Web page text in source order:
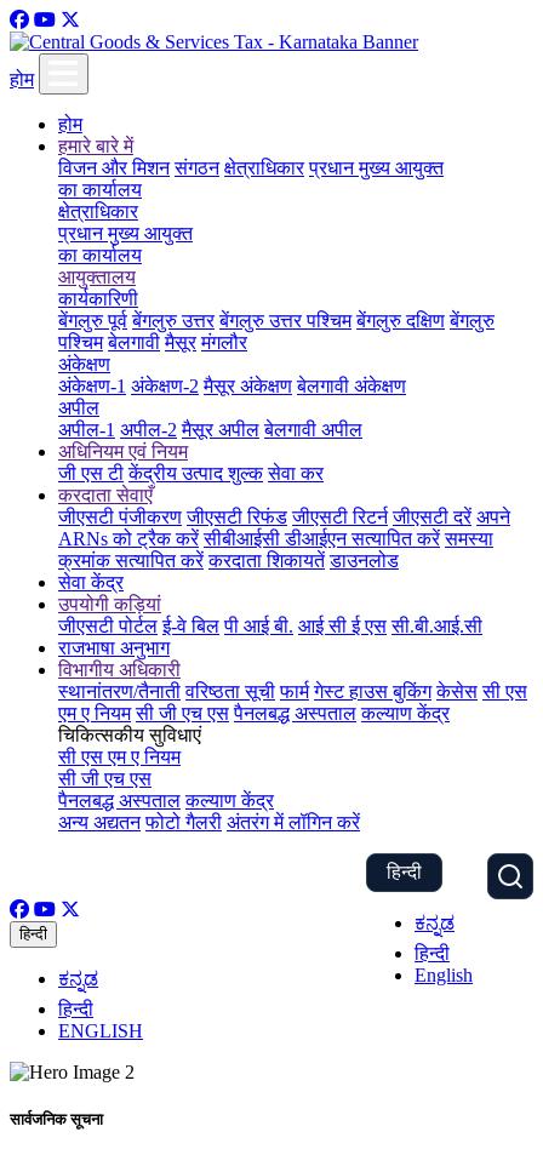
होम
होम
हमारे बारे में
विजन और मिशन संगठन क्षेत्राधिकार प्रधान मुख्य आयुक्त
का कार्यालय
क्षेत्राधिकार
प्रधान मुख्य आयुक्त
का कार्यालय
आयुक्तालय
कार्यकारिणी
बेंगलुरु पूर्व बेंगलुरु उत्तर बेंगलुरु उत्तर पश्चिम बेंगलुरु दक्षिण बेंगलुरु
पश्चिम बेलगावी मैसूर मंगलौर
अंकेक्षण
अंकेक्षण-1 अंकेक्षण-2 मैसूर अंकेक्षण बेलगावी अंकेक्षण
अपील
अपील-1 अपील-2 मैसूर अपील बेलगावी अपील
अधिनियम एवं नियम
जी एस टी केंद्रीय उत्पाद शुल्क सेवा कर
करदाता सेवाएँ
जीएसटी पंजीकरण जीएसटी रिफंड जीएसटी रिटर्न जीएसटी दरें अपने
ARNs को ट्रैक करें सीबीआईसी डीआईएन सत्यापित करें समस्या
क्रमांक सत्यापित करें करदाता शिकायतें डाउनलोड
सेवा केंद्र
उपयोगी कड़ियां
जीएसटी पोर्टल ई-वे बिल पी आई बी. आई सी ई एस सी.बी.आई.सी
राजभाषा अनुभाग
विभागीय अधिकारी
स्थानांतरण/तैनाती वरिष्ठता सूची फार्म गेस्ट हाउस बुकिंग केसेस सी एस
एम ए नियम सी जी एच एस पैनलबद्ध अस्पताल कल्याण केंद्र
चिकित्सकीय सुविधाएं
सी एस एम ए नियम
सी जी एच एस
पैनलबद्ध अस्पताल कल्याण केंद्र
अन्य अद्यतन फोटो गैलरी अंतरंग में लॉगिन करें
हिन्दी
ಕನ್ನಡ
हिन्दी
English
हिन्दी
ಕನ್ನಡ
हिन्दी
ENGLISH
सार्वजनिक सूचना